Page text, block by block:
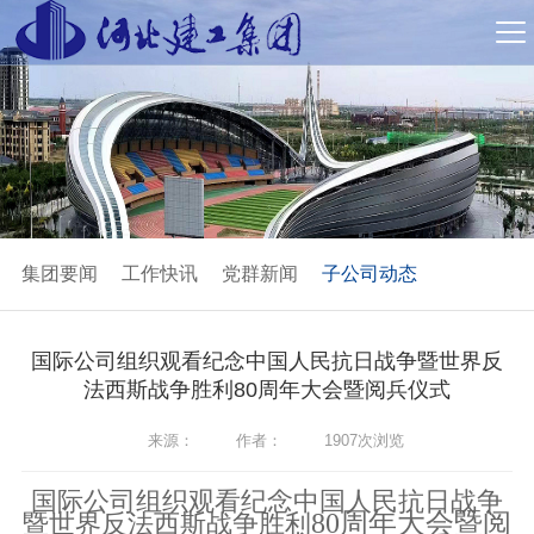
集团要闻 工作快讯 党群新闻 子公司动态
国际公司组织观看纪念中国人民抗日战争暨世界反
法西斯战争胜利80周年大会暨阅兵仪式
来源： 作者： 1907次浏览
国际公司组织观看纪念中国人民抗日战争
暨世界反法西斯战争胜利 80周年大会暨阅